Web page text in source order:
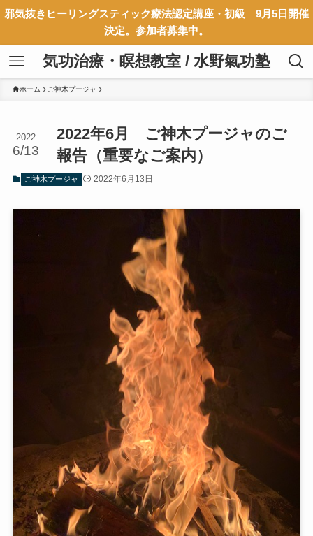
邪気抜きヒーリングスティック療法認定講座・初級 9月5日開催
決定。参加者募集中。
気功治療・瞑想教室 / 水野氣功塾
ホーム ご神木プージャ
2022年6月 ご神木プージャのご
報告（重要なご案内）
2022
6/13
ご神木プージャ 2022年6月13日